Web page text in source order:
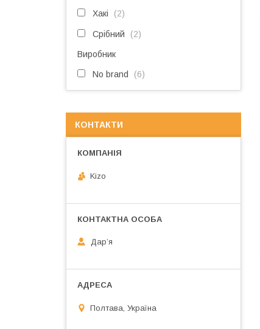
Хакі 2
Срібний 2
Виробник
No brand 6
КОНТАКТИ
Kizo
Дарʼя
Полтава, Україна